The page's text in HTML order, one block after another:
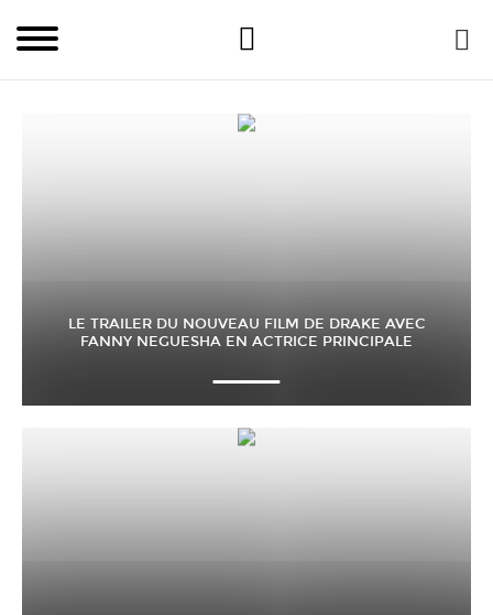
LE TRAILER DU NOUVEAU FILM DE DRAKE AVEC
FANNY NEGUESHA EN ACTRICE PRINCIPALE